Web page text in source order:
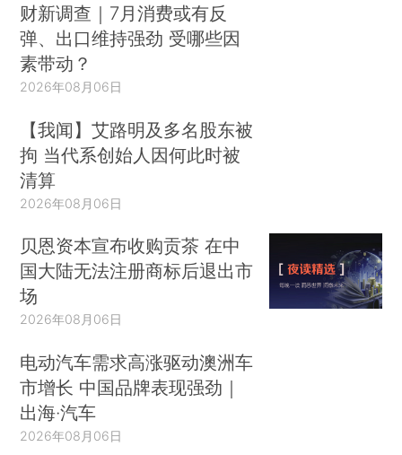
财新调查｜7月消费或有反
弹、出口维持强劲 受哪些因
素带动？
2026年08月06日
【我闻】艾路明及多名股东被
拘 当代系创始人因何此时被
清算
2026年08月06日
贝恩资本宣布收购贡茶 在中
国大陆无法注册商标后退出市
场
2026年08月06日
电动汽车需求高涨驱动澳洲车
市增长 中国品牌表现强劲｜
出海·汽车
2026年08月06日